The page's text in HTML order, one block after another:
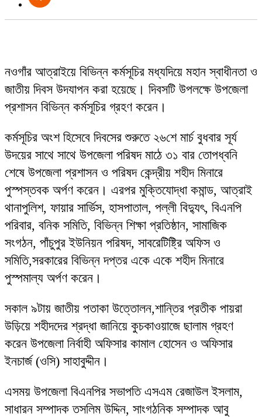
নওগাঁর আত্রাইয়ে বিভিন্ন কর্মসূচির মধ্যদিয়ে মহান স্বাধীনতা ও
জাতীয় দিবস উদযাপন করা হয়েছে। দিবসটি উপলক্ষে উপজেলা
প্রশাসন বিভিন্ন কর্মসূচির গ্রহণ করেন।
কর্মসূচির অংশ হিসেবে দিবসের শুরুতে ২৬শে মার্চ বুধবার সূর্য
উদয়ের সাথে সাথে উপজেলা পরিষদ মাঠে ৩১ বার তোপধ্বনি
শেষে উপজেলা প্রশাসন ও পরিষদ কেন্দ্রীয় শহীদ মিনারে
পুস্পস্তবক অর্পণ করেন। এরপর মুক্তিযোদ্ধা কমান্ড, আত্রাই
থানাপুলিশ, ফায়ার সার্ভিস, হাসপাতাল, পল্লী বিদ্যুৎ, বিএনপি
পরিবার, বনিক সমিতি, বিভিন্ন শিক্ষা প্রতিষ্ঠান, সামাজিক
সংগঠন, পাঁচুপুর ইউনিয়ন পরিষদ, সাবরেটিষ্ট্রি অফিস ও
সমিতি,সরকারের বিভিন্ন দপ্তর একে একে শহীদ মিনারে
পুস্পমাল্য অর্পণ করেন।
সকাল ৯টায় জাতীয় পতাকা উত্তোলন,শান্তির প্রতীক পায়রা
উড়িয়ে শহীদদের শ্রদ্ধা জানিয়ে কুচকাওয়াজে ছালাম গ্রহণ
করেন উপজেলা নির্বাহী অফিসার কামাল হোসেন ও অফিসার
ইনচার্জ (ওসি) সাহাবুদ্দীন।
এসময় উপজেলা বিএনপির সভাপতি এসএম রেজাউল ইসলাম,
সাধারন সম্পাদক তসলিম উদ্দিন, সাংগঠনিক সম্পাদক আবু